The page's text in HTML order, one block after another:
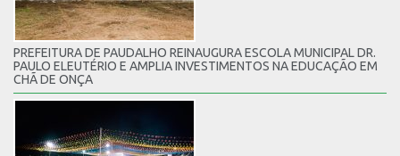
PREFEITURA DE PAUDALHO REINAUGURA ESCOLA MUNICIPAL DR.
PAULO ELEUTÉRIO E AMPLIA INVESTIMENTOS NA EDUCAÇÃO EM
CHÃ DE ONÇA